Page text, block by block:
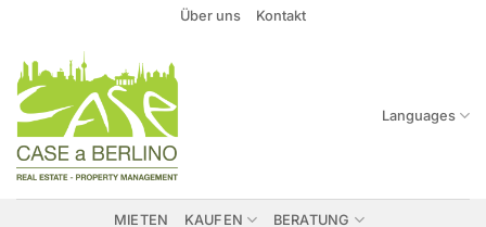
springen
Über uns Kontakt
Languages
MIETEN KAUFEN BERATUNG